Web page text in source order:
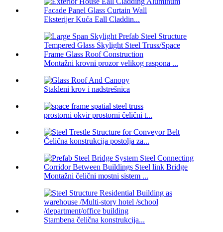
Eksterijer Kuća Eall Claddin...
Montažni krovni prozor velikog raspona ...
Stakleni krov i nadstrešnica
prostorni okvir prostorni čelični t...
Čelična konstrukcija postolja za...
Montažni čelični mostni sistem ...
Stambena čelična konstrukcija...